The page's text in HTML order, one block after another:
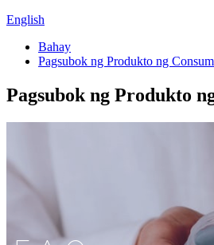
English
Bahay
Pagsubok ng Produkto ng
Pagsubok ng Produkto